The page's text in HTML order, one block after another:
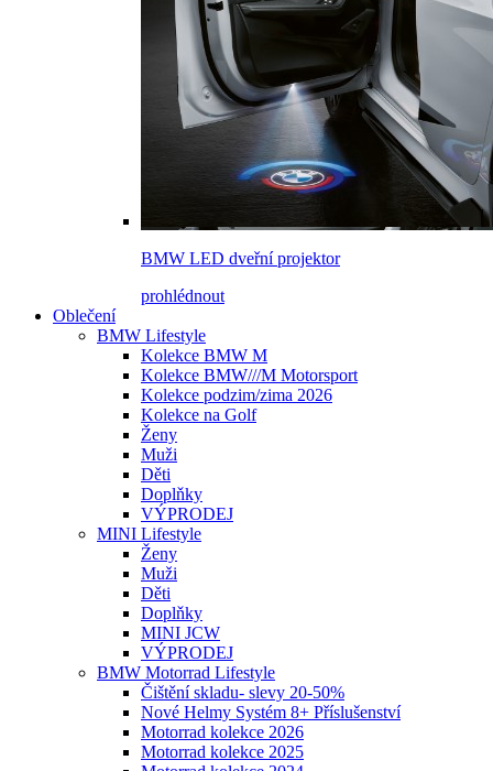
BMW LED dveřní projektor
prohlédnout
Oblečení
BMW Lifestyle
Kolekce BMW M
Kolekce BMW///M Motorsport
Kolekce podzim/zima 2026
Kolekce na Golf
Ženy
Muži
Děti
Doplňky
VÝPRODEJ
MINI Lifestyle
Ženy
Muži
Děti
Doplňky
MINI JCW
VÝPRODEJ
BMW Motorrad Lifestyle
Čištění skladu- slevy 20-50%
Nové Helmy Systém 8+ Příslušenství
Motorrad kolekce 2026
Motorrad kolekce 2025